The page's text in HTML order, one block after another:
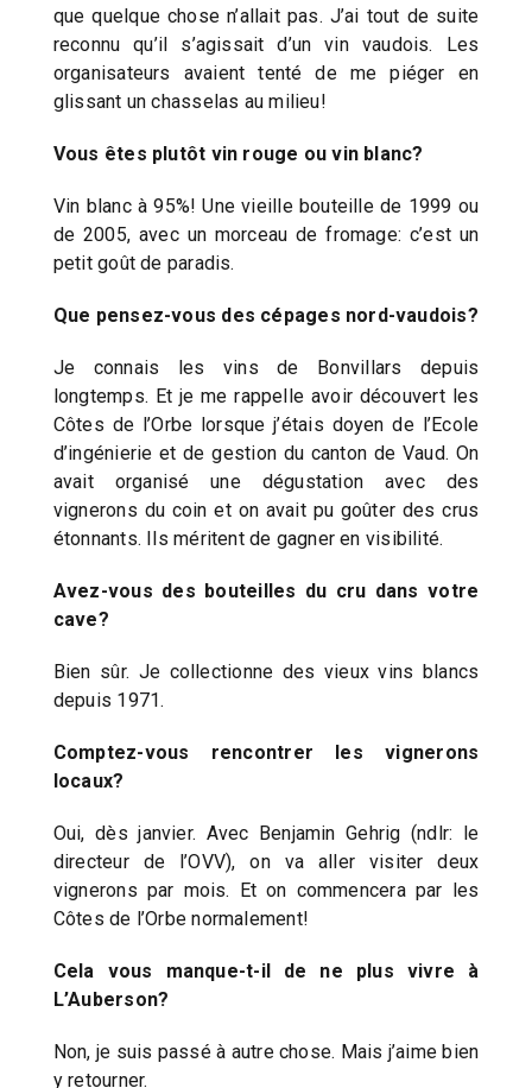
que quelque chose n’allait pas. J’ai tout de suite
reconnu qu’il s’agissait d’un vin vaudois. Les
organisateurs avaient tenté de me piéger en
glissant un chasselas au milieu!
Vous êtes plutôt vin rouge ou vin blanc?
Vin blanc à 95%! Une vieille bouteille de 1999 ou
de 2005, avec un morceau de fromage: c’est un
petit goût de paradis.
Que pensez-vous des cépages nord-vaudois?
Je connais les vins de Bonvillars depuis
longtemps. Et je me rappelle avoir découvert les
Côtes de l’Orbe lorsque j’étais doyen de l’Ecole
d’ingénierie et de gestion du canton de Vaud. On
avait organisé une dégustation avec des
vignerons du coin et on avait pu goûter des crus
étonnants. Ils méritent de gagner en visibilité.
Avez-vous des bouteilles du cru dans votre
cave?
Bien sûr. Je collectionne des vieux vins blancs
depuis 1971.
Comptez-vous rencontrer les vignerons
locaux?
Oui, dès janvier. Avec Benjamin Gehrig (ndlr: le
directeur de l’OVV), on va aller visiter deux
vignerons par mois. Et on commencera par les
Côtes de l’Orbe normalement!
Cela vous manque-t-il de ne plus vivre à
L’Auberson?
Non, je suis passé à autre chose. Mais j’aime bien
y retourner.